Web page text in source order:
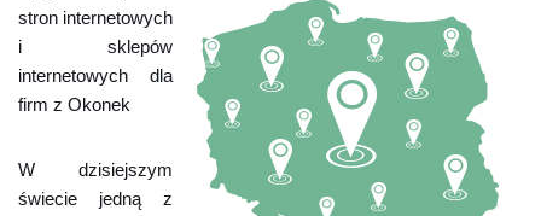
stron internetowych
i sklepów
internetowych dla
firm z Okonek
W dzisiejszym
świecie jedną z